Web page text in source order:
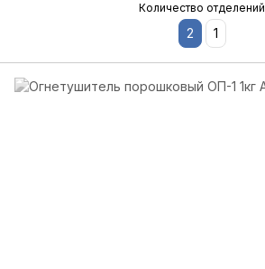
Количество отделений
2 1